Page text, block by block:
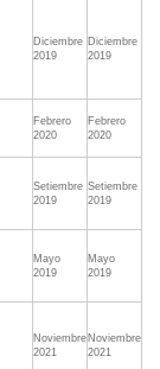
Diciembre
2019
Diciembre
2019
Febrero
2020
Febrero
2020
Setiembre
2019
Setiembre
2019
Mayo
2019
Mayo
2019
Noviembre
2021
Noviembre
2021